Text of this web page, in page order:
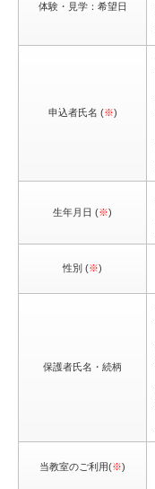
体験・見学：希望日
申込者氏名 (※)
生年月日 (※)
性別 (※)
保護者氏名・続柄
当教室のご利用(※)